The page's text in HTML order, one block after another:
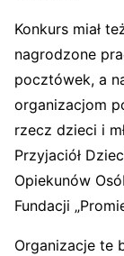
Konkurs miał
nagrodzone
pocztówek, a
organizacjom
rzecz dzieci i
Przyjaciół
Opiekunów
Fundacji
Organizacje te